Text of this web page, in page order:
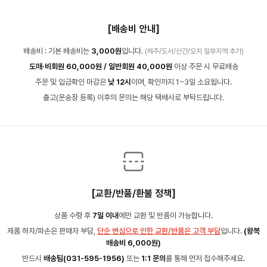
[배송비 안내]
배송비 : 기본 배송비는 3,000원입니다. (제주/도서/산간/오지 일부지역 추가)
도매·비회원 60,000원 / 일반회원 40,000원 이상 주문 시 무료배송
주문 및 입금확인 마감은 낮 12시 이며, 확인까지 1~3일 소요됩니다.
출고(운송장 등록) 이후의 문의는 해당 택배사로 부탁드립니다.
[교환/반품/환불 정책]
상품 수령 후 7일 이내 에만 교환 및 반품이 가능합니다.
제품 하자/파손은 판매자 부담, 단순 변심으로 인한 교환/반품은 고객 부담입니다. (왕복
배송비 6,000원)
반드시 배송팀(031-595-1956) 또는 1:1 문의 를 통해 먼저 접수해주세요.